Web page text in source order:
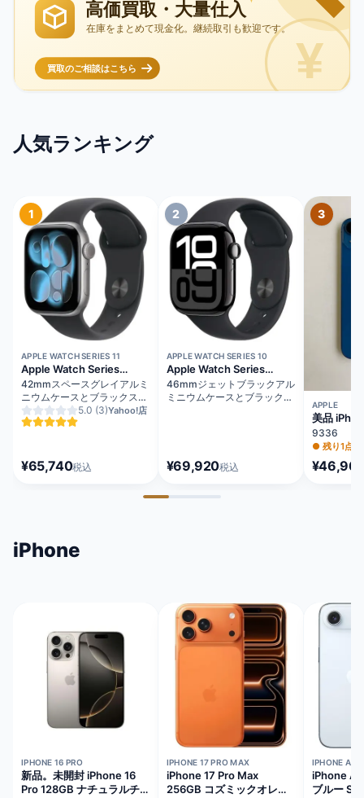
人気ランキング
1
在庫切れ
APPLE WATCH SERIES 11
Apple Watch Series
11（GPSモデル）
42mmスペースグレイアルミ
ニウムケースとブラックスポ
ーツバンド - S/M
MEQW4J/A
5.0 (3)Yahoo!店
¥65,740税込
2
在庫切れ
APPLE WATCH SERIES 10
Apple Watch Series
10（GPS + Cellularモデ
ル）
46mmジェットブラックアル
ミニウムケースとブラックス
¥69,920税込
3
APPLE
美品
ルー バッ
MLNG3J/
9336
● 残り1点
iPhone
IPHONE 16 PRO
新品。未開封 iPhone 16
Pro 128GB ナチュラルチ
IPHONE 17 PRO MAX
iPhone 17 Pro Max
256GB コズミックオレン
IPHONE AIR
iPhone
ブルー